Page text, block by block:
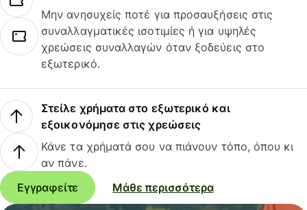
Μην ανησυχείς ποτέ για προσαυξήσεις στις
συναλλαγματικές ισοτιμίες ή για υψηλές
χρεώσεις συναλλαγών όταν ξοδεύεις στο
εξωτερικό.
Στείλε χρήματα στο εξωτερικό και
εξοικονόμησε στις χρεώσεις
Κάνε τα χρήματά σου να πιάνουν τόπο, όπου κι
αν πάνε.
Εγγραφείτε
Μάθε περισσότερα